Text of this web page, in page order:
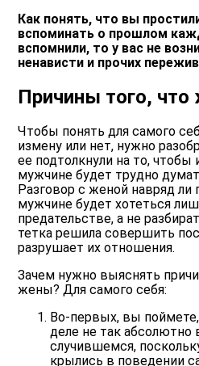
Как понять, что вы
вспоминать о прошлом
вспомнили, то у вас не
ненависти и прочих
Причины того, что
Чтобы понять для самого
измену или нет, нужно
ее подтолкнули на то, чтобы
мужчине будет трудно
Разговор с женой навряд ли
мужчине будет хотеться
предательстве, а не
тетка решила совершить
разрушает их отношения.
Зачем нужно выяснять
жены? Для самого себя:
Во-первых, вы
деле не так абсолютно
случившемся,
крылись в поведении